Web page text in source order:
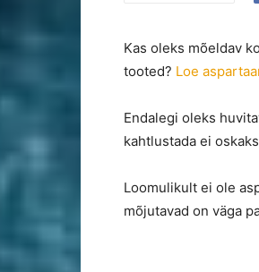
Kas oleks mõeldav
tooted? Loe
Endalegi oleks
kahtlustada ei
Loomulikult ei ole
mõjutavad on väga